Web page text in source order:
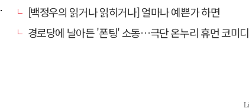
[백정우의 읽거나 읽히거나] 얼마나 예쁜가 하면
경로당에 날아든 '폰팅' 소동…극단 온누리 휴먼 코미디 연극, 19일 개막